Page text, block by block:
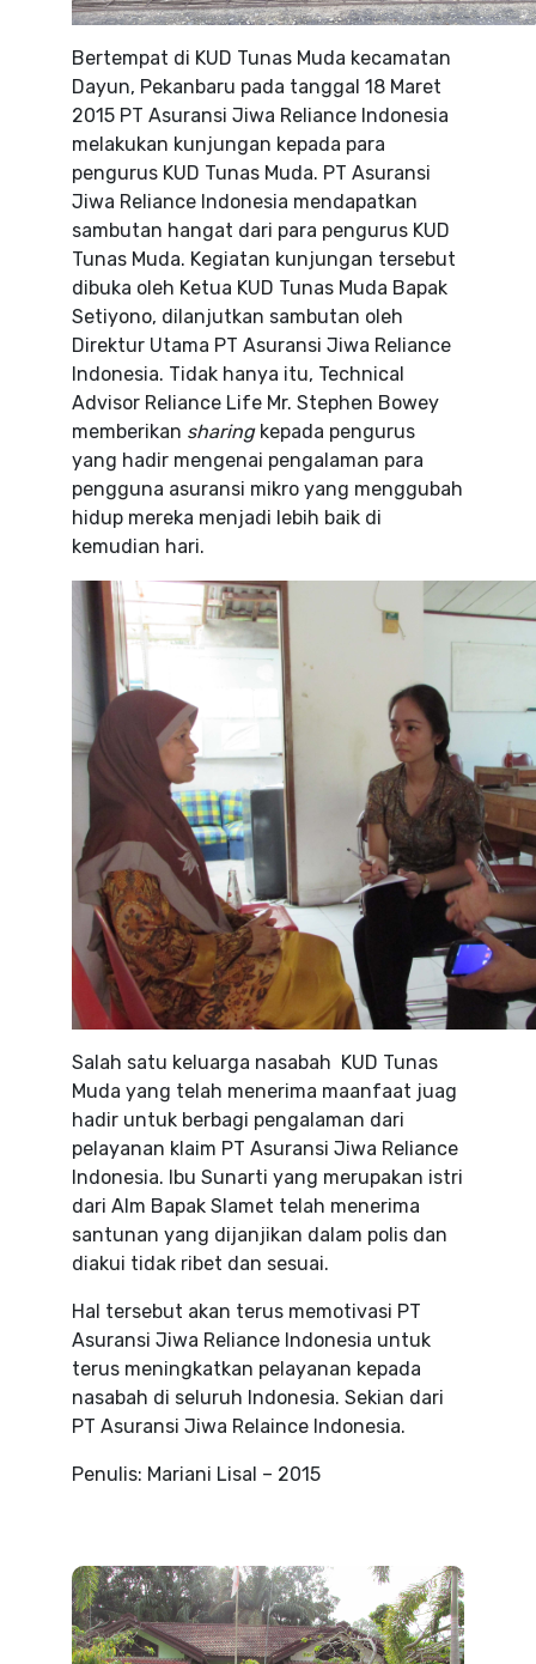
Bertempat di KUD Tunas Muda kecamatan
Dayun, Pekanbaru pada tanggal 18 Maret
2015 PT Asuransi Jiwa Reliance Indonesia
melakukan kunjungan kepada para
pengurus KUD Tunas Muda. PT Asuransi
Jiwa Reliance Indonesia mendapatkan
sambutan hangat dari para pengurus KUD
Tunas Muda. Kegiatan kunjungan tersebut
dibuka oleh Ketua KUD Tunas Muda Bapak
Setiyono, dilanjutkan sambutan oleh
Direktur Utama PT Asuransi Jiwa Reliance
Indonesia. Tidak hanya itu, Technical
Advisor Reliance Life Mr. Stephen Bowey
memberikan sharing kepada pengurus
yang hadir mengenai pengalaman para
pengguna asuransi mikro yang menggubah
hidup mereka menjadi lebih baik di
kemudian hari.
Salah satu keluarga nasabah KUD Tunas
Muda yang telah menerima maanfaat juag
hadir untuk berbagi pengalaman dari
pelayanan klaim PT Asuransi Jiwa Reliance
Indonesia. Ibu Sunarti yang merupakan istri
dari Alm Bapak Slamet telah menerima
santunan yang dijanjikan dalam polis dan
diakui tidak ribet dan sesuai.
Hal tersebut akan terus memotivasi PT
Asuransi Jiwa Reliance Indonesia untuk
terus meningkatkan pelayanan kepada
nasabah di seluruh Indonesia. Sekian dari
PT Asuransi Jiwa Relaince Indonesia.
Penulis: Mariani Lisal – 2015